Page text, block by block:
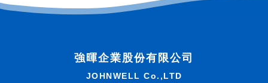
強暉企業股份有限公司
JOHNWELL Co.,LTD